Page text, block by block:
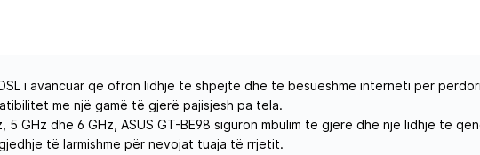
i avancuar që ofron lidhje të shpejtë dhe të besueshme interneti për
me një gamë të gjerë pajisjesh pa tela.
GHz dhe 6 GHz, ASUS GT-BE98 siguron mbulim të gjerë dhe një lidhje të
të larmishme për nevojat tuaja të rrjetit.